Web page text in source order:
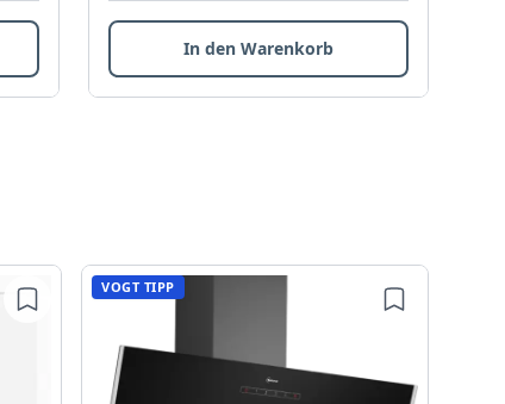
In den Warenkorb
VOGT TIPP